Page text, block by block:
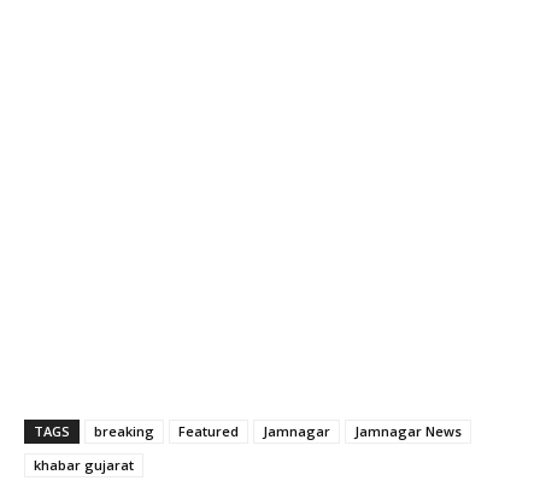
TAGS breaking Featured Jamnagar
Jamnagar News
khabar gujarat